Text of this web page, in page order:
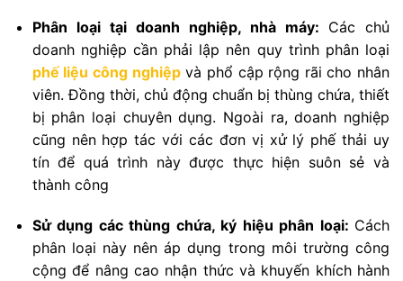
Phân loại tại doanh nghiệp, nhà máy: Các chủ
doanh nghiệp cần phải lập nên quy trình phân loại
phế liệu công nghiệpvà phổ cập rộng rãi cho nhân
viên. Đồng thời, chủ động chuẩn bị thùng chứa, thiết
bị phân loại chuyên dụng. Ngoài ra, doanh nghiệp
cũng nên hợp tác với các đơn vị xử lý phế thải uy
tín để quá trình này được thực hiện suôn sẻ và
thành công
Sử dụng các thùng chứa, ký hiệu phân loại: Cách
phân loại này nên áp dụng trong môi trường công
cộng để nâng cao nhận thức và khuyến khích hành